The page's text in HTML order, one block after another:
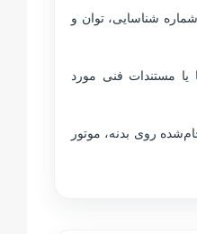
شناسایی، توان و
یا مستندات فنی مورد
روی بدنه، موتور